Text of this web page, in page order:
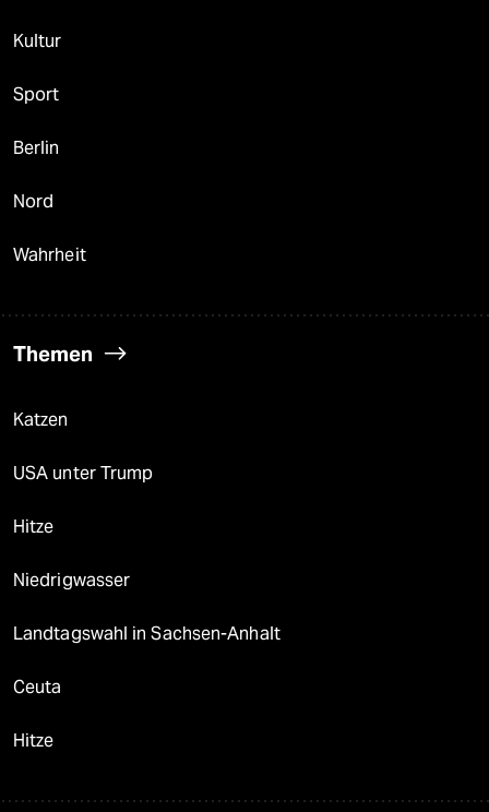
Kultur
Sport
Berlin
Nord
Wahrheit
Themen
Katzen
USA unter Trump
Hitze
Niedrigwasser
Landtagswahl in Sachsen-Anhalt
Ceuta
Hitze